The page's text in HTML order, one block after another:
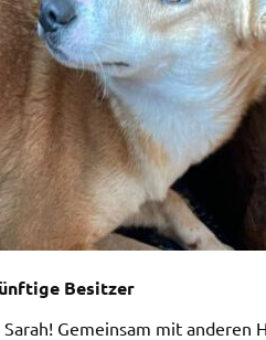
Besitzer
Sarah! Gemeinsam mit